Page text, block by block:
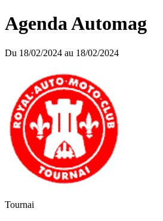
Agenda Automag
Du 18/02/2024 au 18/02/2024
Tournai